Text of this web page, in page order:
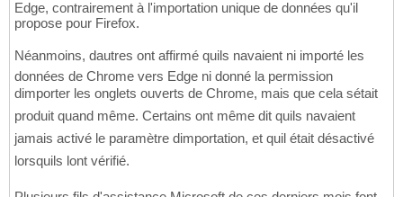
Edge, contrairement à l'importation unique de données qu'il
propose pour Firefox.
Néanmoins, dautres ont affirmé quils navaient ni importé les
données de Chrome vers Edge ni donné la permission
dimporter les onglets ouverts de Chrome, mais que cela sétait
produit quand même. Certains ont même dit quils navaient
jamais activé le paramètre dimportation, et quil était désactivé
lorsquils lont vérifié.